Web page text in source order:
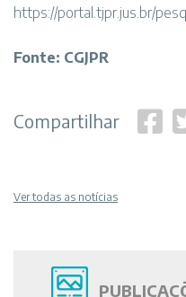
https://portal.tjpr.jus.br/
Fonte: CGJPR
Compartilhar
Ver todas as notícias